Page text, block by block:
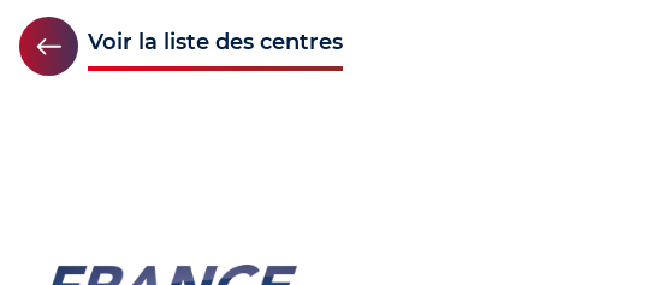
Voir la liste des centres